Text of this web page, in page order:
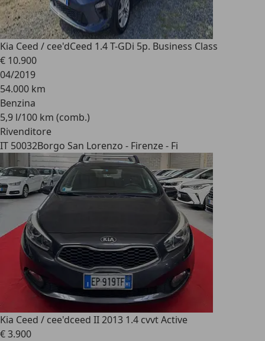
Kia Ceed / cee'dCeed 1.4 T-GDi 5p. Business Class
€ 10.900
04/2019
54.000 km
Benzina
5,9 l/100 km (comb.)
Rivenditore
IT 50032Borgo San Lorenzo - Firenze - Fi
Kia Ceed / cee'dceed II 2013 1.4 cvvt Active
€ 3.900